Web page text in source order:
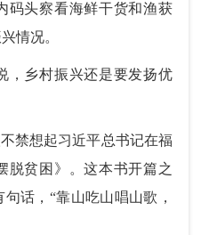
码头察看海鲜干货和渔获
情况。
乡村振兴还是要发扬优
禁想起习近平总书记在福
脱贫困》。这本书开篇之
话，“靠山吃山唱山歌，